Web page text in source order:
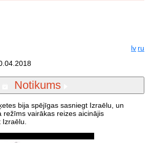
lv ru
Notikums
bija spējīgas sasniegt Izraēlu, un
režīms vairākas reizes aicinājis